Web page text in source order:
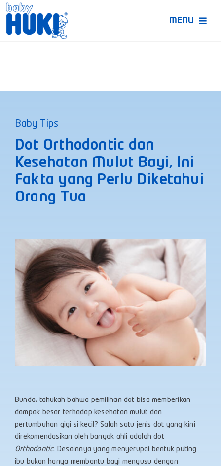
Skip
content
MENU
Baby Tips
Dot Orthodontic dan
Kesehatan Mulut Bayi, Ini
Fakta yang Perlu Diketahui
Orang Tua
Bunda, tahukah bahwa pemilihan dot bisa memberikan
dampak besar terhadap kesehatan mulut dan
pertumbuhan gigi si kecil? Salah satu jenis dot yang kini
direkomendasikan oleh banyak ahli adalah dot
Orthodontic. Desainnya yang menyerupai bentuk puting
ibu bukan hanya membantu bayi menyusu dengan